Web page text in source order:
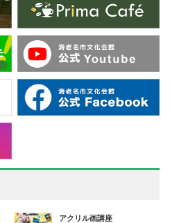
アクリル画講座